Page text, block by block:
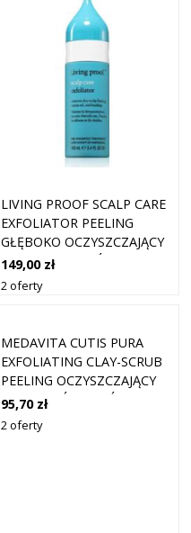
LIVING PROOF SCALP CARE
EXFOLIATOR PEELING
GŁĘBOKO OCZYSZCZAJĄCY
DO TŁUSTEJ SKÓRY GŁOWY
PRZECIW ŁUPIEŻOWI 100
149,00 zł
2 oferty
MEDAVITA CUTIS PURA
EXFOLIATING CLAY-SCRUB
PEELING OCZYSZCZAJĄCY
DO WŁOSÓW I SKÓRY
GŁOWY 75 ML
95,70 zł
2 oferty